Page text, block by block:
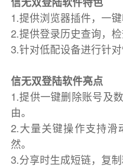
1.提供浏览器插件，一键
2.提供登录历史查询，
3.针对低配设备进行针对
信无双登陆软件亮点
1.提供一键删除账号及
由。
2.大量关键操作支持滑
然。
3.分享时生成短链，复制